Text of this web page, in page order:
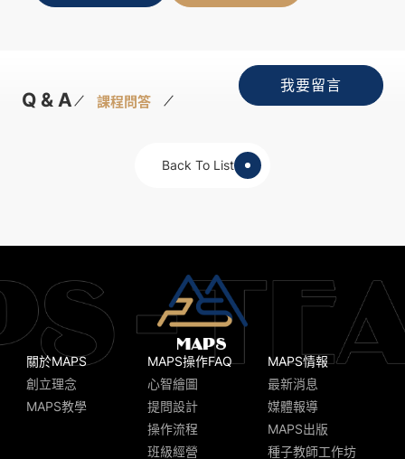
Q & A 課程問答
我要留言
Back To List
關於MAPS
創立理念
MAPS教學
MAPS操作FAQ
心智繪圖
提問設計
操作流程
班級經營
MAPS情報
最新消息
媒體報導
MAPS出版
種子教師工作坊